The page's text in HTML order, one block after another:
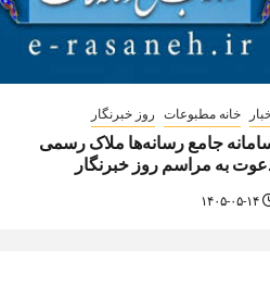
خانه مطبوعات روز خبرنگار
جامع رسانه‌ها ملاک رسمی
به مراسم روز خبرنگار